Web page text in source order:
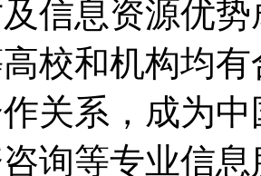
信息资源优
校和机构均
关系，成为
询等专业信